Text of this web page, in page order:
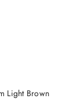
Light Brown